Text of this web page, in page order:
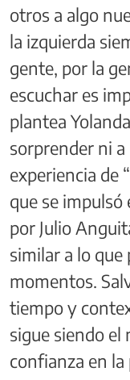
otros a algo
la izquierda
gente, por la
escuchar es
plantea
sorprender ni
experiencia de
que se impulsó
por Julio
similar a lo que
momentos.
tiempo y
sigue siendo el
confianza en la